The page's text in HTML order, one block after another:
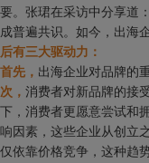
要。张珺在采访中分享道
成普遍共识。如今，出海
后有三大驱动力：
首先， 出海企业对品牌的
次， 消费者对新品牌的接
下，消费者更愿意尝试和
响因素，这些企业从创立
仅依靠价格竞争，这种趋